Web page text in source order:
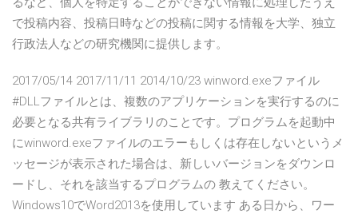
で投稿内容、投稿日時などの投稿に関する情報を大学、独立
行政法人などの研究機関に提供します。
2017/05/14 2017/11/11 2014/10/23 winword.exeファイル
#DLLファイルとは、複数のアプリケーションを実行するのに
必要となる共有ライブラリのことです。プログラムを起動中
にwinword.exeファイルのエラーもしくは存在しないというメ
ッセージが表示された場合は、新しいバージョンをダウンロ
ードし、それを該当するプログラムの 教えてください。
Windows10でWord2013を使用しています ある日から、ワー